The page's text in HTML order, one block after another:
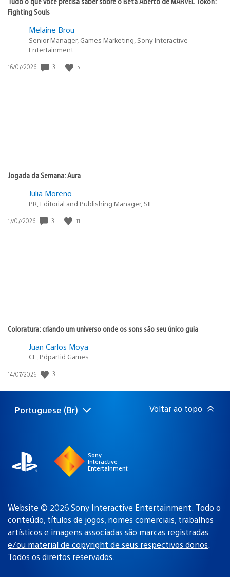
Fighting Souls
Melaine Brou
Senior Manager, Games Marketing, Sony Interactive
Entertainment
Data
16/07/2026 3 5
Jogada da Semana: Aura
Julia Moreno
PR, Editorial and Publishing Manager, SIE
Data
17/07/2026 3 11
Coloratura: criando um universo onde os sons são seu único guia
Juan Carlos Moya
CE, Pdpartid Games
Data
publicação:
14/07/2026 3
Selecione
Região
Portuguese (Br) Voltar ao topo
Sony
Interactive
Entertainment
Website © 2026 Sony Interactive Entertainment. Todo o
conteúdo, títulos de jogos, nomes comerciais, trabalhos
artísticos e imagens associadas são marcas registradas
e/ou material de copyright de seus respectivos donos.
Todos os direitos reservados.